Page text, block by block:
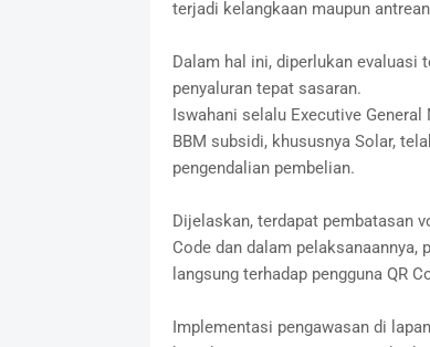
terjadi kelangkaan maupun
Dalam hal ini, diperlukan evaluasi
penyaluran tepat sasaran.
Iswahani selalu Executive
BBM subsidi, khususnya Solar,
pengendalian pembelian.
Dijelaskan, terdapat pembatasan
Code dan dalam
langsung terhadap pengguna QR
Implementasi pengawasan di